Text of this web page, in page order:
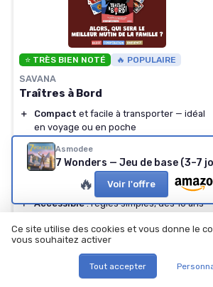
⭐ TRÈS BIEN NOTÉ 🔥 POPULAIRE
SAVANA
Traîtres à Bord
＋ Compact et facile à transporter — idéal
en voyage ou en poche
＋ Ambiance
forte grâce au bluff et aux
identités secrètes
＋ Récompensé (Grand Prix du Jouet 2023)
— gage de qualité
＋ Accessible: règles simples, dès 10 ans
enchaîner
Asmodee
7 Wonders — Jeu de base (3–7
🔥 Voir l'offre
Ce site utilise des cookies et vous donne le
vous souhaitez activer
Tout accepter